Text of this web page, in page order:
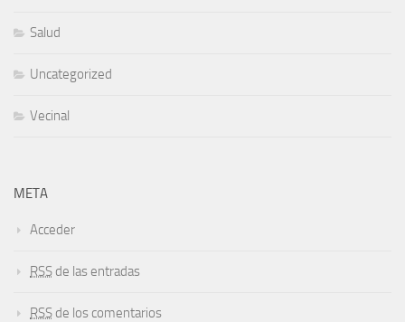
Salud
Uncategorized
Vecinal
META
Acceder
RSS de las entradas
RSS de los comentarios